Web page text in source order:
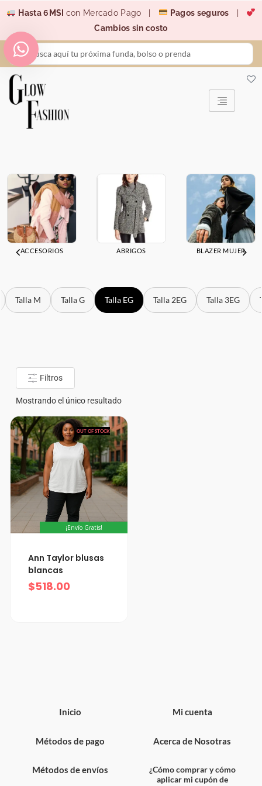
contenido
Hasta 6MSI con Mercado Pago | Pagos seguros
Cambios sin costo
Search
...
ACCESORIOS ABRIGOS BLAZER MUJER
Talla M Talla G Talla EG Talla 2EG Talla 3EG
Filtros
Mostrando el único resultado
OUT OF STOCK
¡Envío Gratis!
Ann Taylor blusas
blancas
$518.00
Inicio
Métodos de pago
Métodos de envíos
Mi cuenta
Acerca de Nosotras
¿Cómo comprar y cómo
aplicar mi cupón de